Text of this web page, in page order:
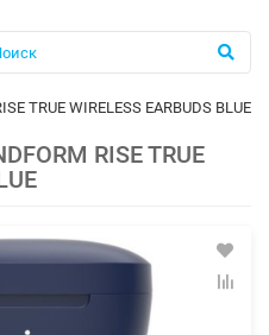
TRUE WIRELESS EARBUDS BLUE
RISE TRUE